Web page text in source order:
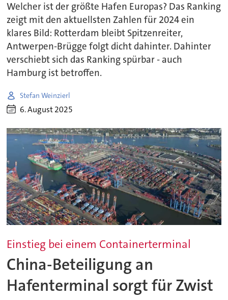
Welcher ist der größte Hafen Europas? Das Ranking
zeigt mit den aktuellsten Zahlen für 2024 ein
klares Bild: Rotterdam bleibt Spitzenreiter,
Antwerpen-Brügge folgt dicht dahinter. Dahinter
verschiebt sich das Ranking spürbar - auch
Hamburg ist betroffen.
Stefan Weinzierl
6. August 2025
Einstieg bei einem Containerterminal
China-Beteiligung an
Hafenterminal sorgt für Zwist